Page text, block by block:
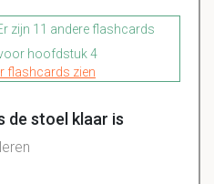
zijn 11 andere flashcards
hoofdstuk 4
flashcards zien
de stoel klaar is